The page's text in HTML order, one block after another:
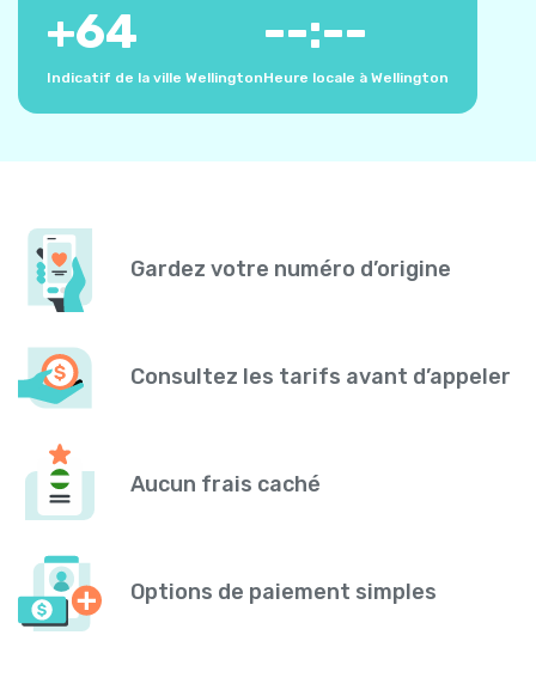
+64
Indicatif de la ville Wellington
--:--
Heure locale à Wellington
Gardez votre numéro d’origine
Consultez les tarifs avant d’appeler
Aucun frais caché
Options de paiement simples